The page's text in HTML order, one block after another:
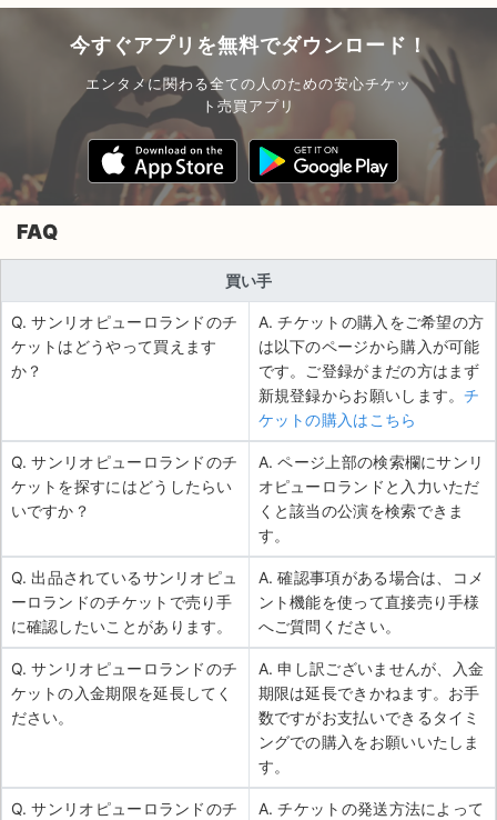
今すぐアプリを無料でダウンロード！
エンタメに関わる全ての人のための安心チケッ
ト売買アプリ
FAQ
買い手
Q. サンリオピューロランドのチ
ケットはどうやって買えます
か？
A. チケットの購入をご希望の方
は以下のページから購入が可能
です。ご登録がまだの方はまず
新規登録からお願いします。チ
ケットの購入はこちら
Q. サンリオピューロランドのチ
ケットを探すにはどうしたらい
いですか？
A. ページ上部の検索欄にサンリ
オピューロランドと入力いただ
くと該当の公演を検索できま
す。
Q. 出品されているサンリオピュ
ーロランドのチケットで売り手
に確認したいことがあります。
A. 確認事項がある場合は、コメ
ント機能を使って直接売り手様
へご質問ください。
Q. サンリオピューロランドのチ
ケットの入金期限を延長してく
ださい。
A. 申し訳ございませんが、入金
期限は延長できかねます。お手
数ですがお支払いできるタイミ
ングでの購入をお願いいたしま
す。
Q. サンリオピューロランドのチ
A. チケットの発送方法によって